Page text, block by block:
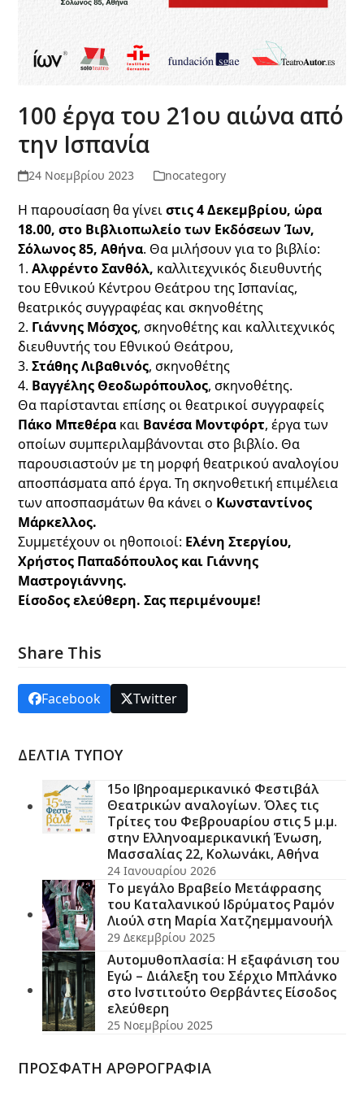
100 έργα του 21ου αιώνα από
την Ισπανία
24 Νοεμβρίου 2023 nocategory
Η παρουσίαση θα γίνειστις 4 Δεκεμβρίου, ώρα
18.00, στο Βιβλιοπωλείο των Εκδόσεων Ίων,
Σόλωνος 85, Αθήνα. Θα μιλήσουν για το βιβλίο:
1.Αλφρέντο Σανθόλ, καλλιτεχνικός διευθυντής
του Εθνικού Κέντρου Θεάτρου της Ισπανίας,
θεατρικός συγγραφέας και σκηνοθέτης
2. Γιάννης Μόσχος, σκηνοθέτης και καλλιτεχνικός
διευθυντής του Εθνικού Θεάτρου,
3.Στάθης Λιβαθινός, σκηνοθέτης
4. Βαγγέλης Θεοδωρόπουλος, σκηνοθέτης.
Θα παρίστανται επίσης οι θεατρικοί συγγραφείς
Πάκο Μπεθέρα και Βανέσα Μοντφόρτ, έργα των
οποίων συμπεριλαμβάνονται στο βιβλίο. Θα
παρουσιαστούν με τη μορφή θεατρικού αναλογίου
αποσπάσματα από έργα. Τη σκηνοθετική επιμέλεια
των αποσπασμάτων θα κάνει ο Κωνσταντίνος
Μάρκελλος.
Συμμετέχουν οι ηθοποιοί: Ελένη Στεργίου,
Χρήστος Παπαδόπουλος και Γιάννης
Μαστρογιάννης.
Είσοδος ελεύθερη. Σας περιμένουμε!
Share This
Facebook Twitter
ΔΕΛΤΙΑ ΤΥΠΟΥ
15ο Ιβηροαμερικανικό Φεστιβάλ
Θεατρικών αναλογίων. Όλες τις
Τρίτες του Φεβρουαρίου στις 5 μ.μ.
στην Ελληνοαμερικανική Ένωση,
Μασσαλίας 22, Κολωνάκι, Αθήνα
24 Ιανουαρίου 2026
Το μεγάλο Βραβείο Μετάφρασης
του Καταλανικού Ιδρύματος Ραμόν
Λιούλ στη Μαρία Χατζηεμμανουήλ
29 Δεκεμβρίου 2025
Αυτομυθοπλασία: Η εξαφάνιση του
Εγώ – Διάλεξη του Σέρχιο Μπλάνκο
στο Ινστιτούτο Θερβάντες Είσοδος
ελεύθερη
25 Νοεμβρίου 2025
ΠΡΟΣΦΑΤΗ ΑΡΘΡΟΓΡΑΦΙΑ